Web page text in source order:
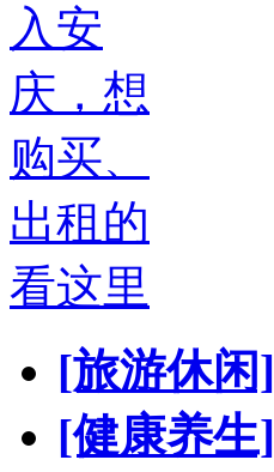
入安
庆，想
购买、
出租的
看这里
[旅游休闲]
[健康养生]